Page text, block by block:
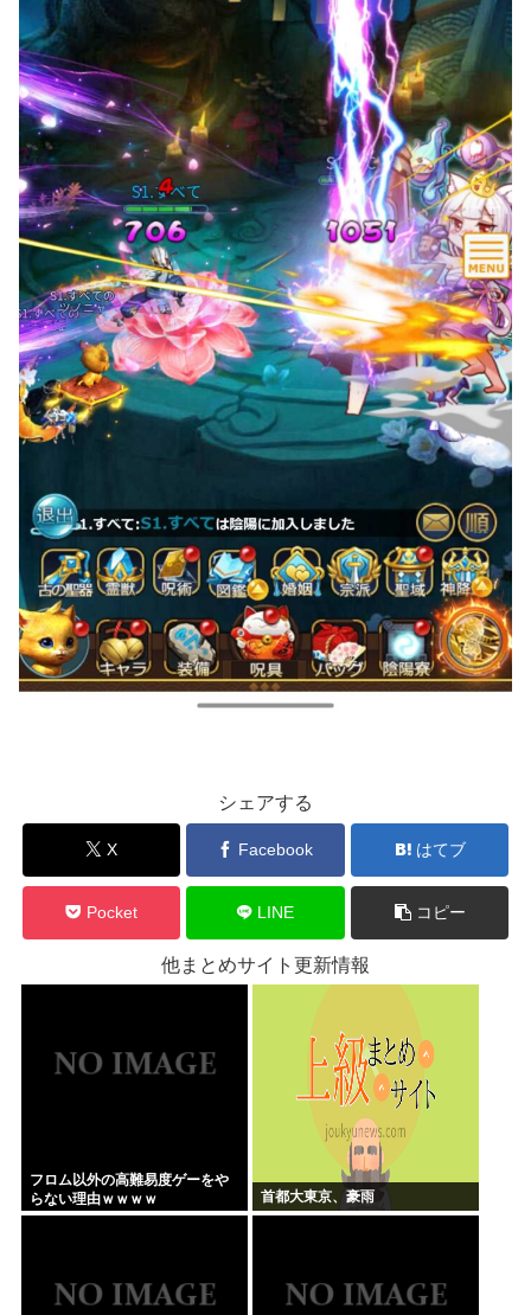
シェアする
X Facebook はてブ
Pocket LINE コピー
他まとめサイト更新情報
フロム以外の高難易度ゲーをや
らない理由ｗｗｗｗ
首都大東京、豪雨